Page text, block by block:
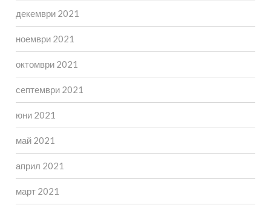
декември 2021
ноември 2021
октомври 2021
септември 2021
юни 2021
май 2021
април 2021
март 2021